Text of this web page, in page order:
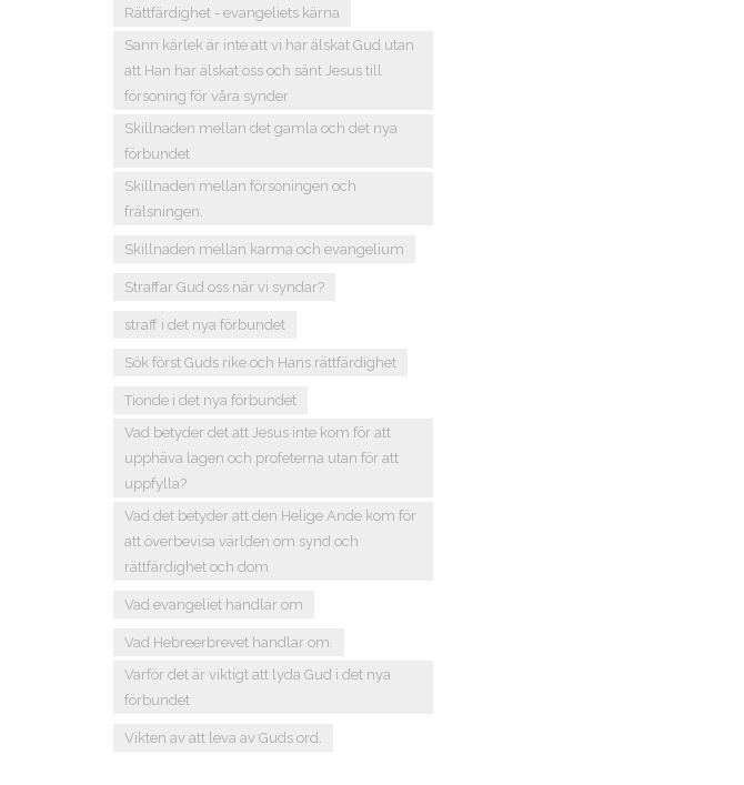
Rättfärdighet - evangeliets kärna
Sann kärlek är inte att vi har älskat Gud utan
att Han har älskat oss och sänt Jesus till
försoning för våra synder
Skillnaden mellan det gamla och det nya
förbundet
Skillnaden mellan försoningen och
frälsningen.
Skillnaden mellan karma och evangelium
Straffar Gud oss när vi syndar?
straff i det nya förbundet
Sök först Guds rike och Hans rättfärdighet
Tionde i det nya förbundet
Vad betyder det att Jesus inte kom för att
upphäva lagen och profeterna utan för att
uppfylla?
Vad det betyder att den Helige Ande kom för
att överbevisa världen om synd och
rättfärdighet och dom
Vad evangeliet handlar om
Vad Hebreerbrevet handlar om.
Varför det är viktigt att lyda Gud i det nya
förbundet
Vikten av att leva av Guds ord.